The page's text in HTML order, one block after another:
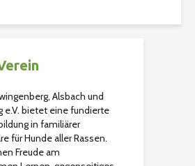
Alsbach und
e.V. bietet eine fundierte
in familiärer
für Hunde aller Rassen.
Freude am